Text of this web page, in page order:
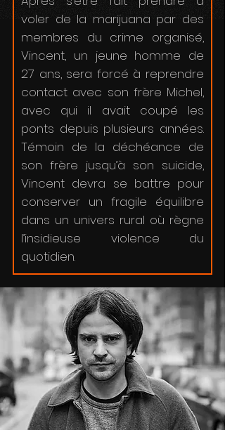
voler de la marijuana par des
membres du crime organisé,
Vincent, un jeune homme de
27 ans, sera forcé à reprendre
contact avec son frère Michel,
avec qui il avait coupé les
ponts depuis plusieurs années.
Témoin de la déchéance de
son frère jusqu’à son suicide,
Vincent devra se battre pour
conserver un fragile équilibre
dans un univers rural où règne
l’insidieuse violence du
quotidien.